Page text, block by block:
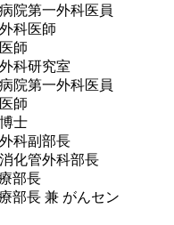
院第一外科医員
科医師
師
科研究室
院第一外科医員
師
士
科副部長
化管外科部長
部長
部長 兼 がんセン